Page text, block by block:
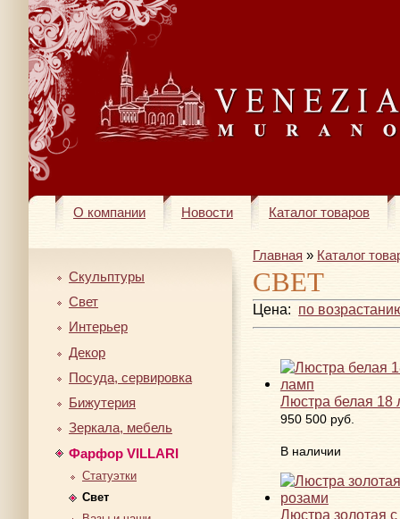
О компании Новости Каталог товаров
Скульптуры
Свет
Интерьер
Декор
Посуда, сервировка
Бижутерия
Зеркала, мебель
Фарфор VILLARI
Статуэтки
Свет
Главная » Каталог
СВЕТ
Цена: по
Люстра белая 18
950 500 руб.
В наличии
Люстра золотая